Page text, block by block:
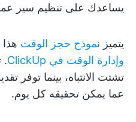
يساعدك على تنظيم سير
يتميز نموذج حجز الوقت
وإدارة الوقت في ClickUp
.
تشتت الانتباه، بينما توفر
عما يمكن تحقيقه كل يوم.